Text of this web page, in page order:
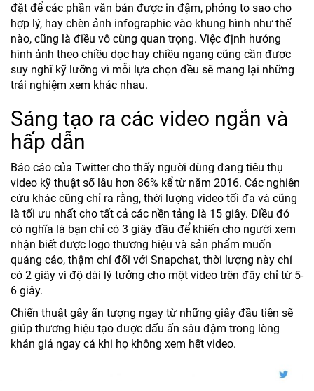
đặt để các phần văn bản được in đậm, phóng to sao cho
hợp lý, hay chèn ảnh infographic vào khung hình như thế
nào, cũng là điều vô cùng quan trọng. Việc định hướng
hình ảnh theo chiều dọc hay chiều ngang cũng cần được
suy nghĩ kỹ lưỡng vì mỗi lựa chọn đều sẽ mang lại những
trải nghiệm xem khác nhau.
Sáng tạo ra các video ngắn và
hấp dẫn
Báo cáo của Twitter cho thấy người dùng đang tiêu thụ
video kỹ thuật số lâu hơn 86% kể từ năm 2016. Các nghiên
cứu khác cũng chỉ ra rằng, thời lượng video tối đa và cũng
là tối ưu nhất cho tất cả các nền tảng là 15 giây. Điều đó
có nghĩa là bạn chỉ có 3 giây đầu để khiến cho người xem
nhận biết được logo thương hiệu và sản phẩm muốn
quảng cáo, thậm chí đối với Snapchat, thời lượng này chỉ
có 2 giây vì độ dài lý tưởng cho một video trên đây chỉ từ 5-
6 giây.
Chiến thuật gây ấn tượng ngay từ những giây đầu tiên sẽ
giúp thương hiệu tạo được dấu ấn sâu đậm trong lòng
khán giả ngay cả khi họ không xem hết video.